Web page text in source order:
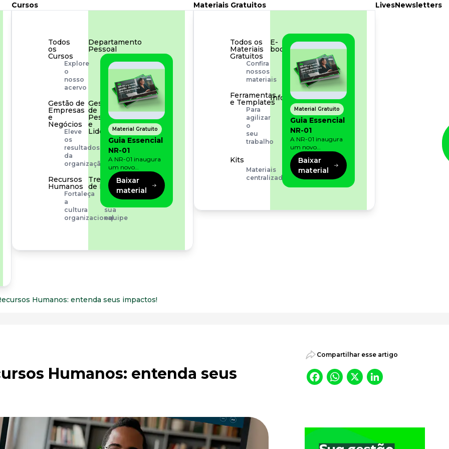
Cursos
Todos
os
Cursos
Explore
o
nosso
acervo
Departamento
Pessoal
Para
simplificar
processos
Gestão de
Empresas
e
Negócios
Eleve
os
resultados
da
organização
Gestão
de
Pessoas
e
Liderança
Capacitação
com
especialistas
Recursos
Humanos
Fortaleça
a
cultura
organizacional
Treinamento
de Produto
Desenvolva
sua
equipe
Material Gratuito
Guia Essencial
NR-01
A NR-01 inaugura
um novo
momento na
prevenção de riscos:
agora, além dos
fatores físicos e
operacionais, as
empresas precisam
olhar também
Baixar
material
Materiais Gratuitos
Todos os
Materiais
Gratuitos
Confira
nossos
materiais
E-
book
Aprofunde
seu
conhecimento
Ferramentas
e Templates
Para
agilizar
o
seu
trabalho
Infográfico
Conteúdo
prático
rápido
Kits
Materiais
centralizados
Material Gratuito
Guia Essencial
NR-01
A NR-01 inaugura
um novo
momento na
prevenção de riscos:
agora, além dos
fatores físicos e
operacionais, as
para os riscos
Baixar
material
LivesNewsletters
Humanos: entenda seus impactos!
Humanos: entenda seus
Compartilhar esse artigo
Facebook
WhatsApp
X